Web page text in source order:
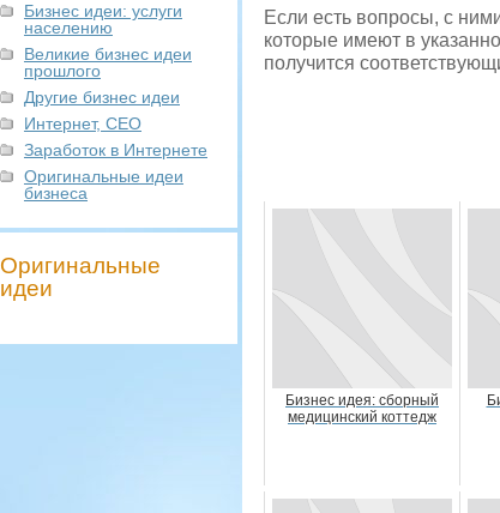
Бизнес идеи: услуги
населению
Великие бизнес идеи
прошлого
Другие бизнес идеи
Интернет, СЕО
Заработок в Интернете
Оригинальные идеи
бизнеса
Оригинальные
идеи
Если есть вопросы, с
которые имеют в
получится
Бизнес идея: сборный
медицинский коттедж